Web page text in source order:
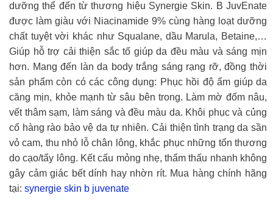
dưỡng thể đến từ thương hiệu Synergie Skin. B JuvEnate
được làm giàu với Niacinamide 9% cùng hàng loạt dưỡng
chất tuyệt vời khác như Squalane, dầu Marula, Betaine,…
Giúp hỗ trợ cải thiện sắc tố giúp da đều màu và sáng mịn
hơn. Mang đến làn da body trắng sáng rạng rỡ, đồng thời
sản phẩm còn có các công dụng: Phục hồi độ ẩm giúp da
căng mịn, khỏe mạnh từ sâu bên trong. Làm mờ đốm nâu,
vết thâm sạm, làm sáng và đều màu da. Khôi phục và củng
cố hàng rào bảo vệ da tự nhiên. Cải thiện tình trạng da sần
vỏ cam, thu nhỏ lỗ chân lông, khắc phục những tổn thương
do cạo/tẩy lông. Kết cấu mỏng nhẹ, thẩm thấu nhanh không
gây cảm giác bết dính hay nhờn rít. Mua hàng chính hãng
tại: synergie skin b juvenate